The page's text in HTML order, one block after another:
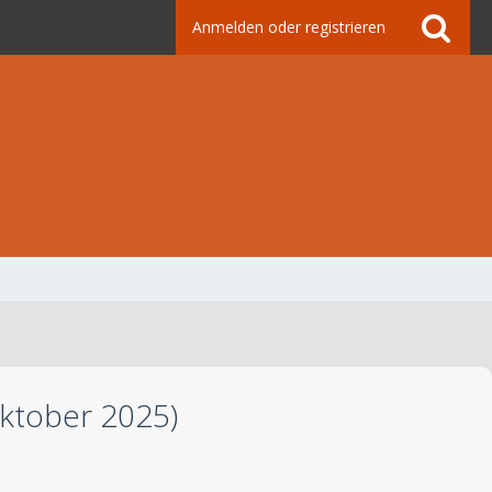
Anmelden oder registrieren
2025)